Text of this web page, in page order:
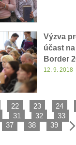
Výzva
účast
Border
12. 9. 2018
22 23 24
31 32 33
37
38 39